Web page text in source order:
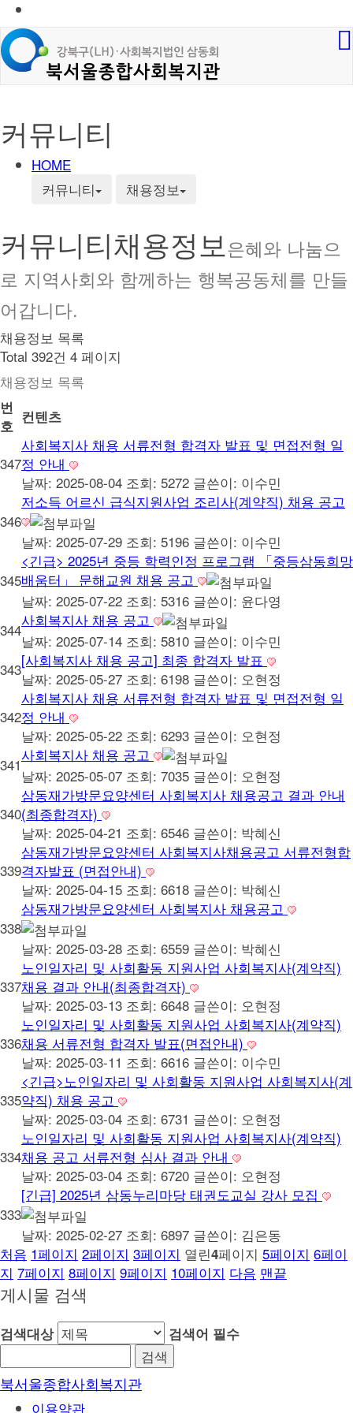
커뮤니티
HOME
커뮤니티
채용정보
커뮤니티채용정보 은혜와 나눔으
로 지역사회와 함께하는 행복공동체를 만들
어갑니다.
채용정보 목록
Total 392건 4 페이지
채용정보 목록
번
호 컨텐츠
347
사회복지사 채용 서류전형 합격자 발표 및 면접전형 일
정 안내
날짜: 2025-08-04 조회: 5272 글쓴이: 이수민
346
저소득 어르신 급식지원사업 조리사(계약직) 채용 공고
날짜: 2025-07-29 조회: 5196 글쓴이: 이수민
345
<긴급> 2025년 중등 학력인정 프로그램 「중등삼동희망
배움터」 문해교원 채용 공고
날짜: 2025-07-22 조회: 5316 글쓴이: 윤다영
344
사회복지사 채용 공고
날짜: 2025-07-14 조회: 5810 글쓴이: 이수민
343[사회복지사 채용 공고] 최종 합격자 발표
날짜: 2025-05-27 조회: 6198 글쓴이: 오현정
342
사회복지사 채용 서류전형 합격자 발표 및 면접전형 일
정 안내
날짜: 2025-05-22 조회: 6293 글쓴이: 오현정
341
사회복지사 채용 공고
날짜: 2025-05-07 조회: 7035 글쓴이: 오현정
340
삼동재가방문요양센터 사회복지사 채용공고 결과 안내
(최종합격자)
날짜: 2025-04-21 조회: 6546 글쓴이: 박혜신
339
삼동재가방문요양센터 사회복지사채용공고 서류전형합
격자발표 (면접안내)
날짜: 2025-04-15 조회: 6618 글쓴이: 박혜신
338
삼동재가방문요양센터 사회복지사 채용공고
날짜: 2025-03-28 조회: 6559 글쓴이: 박혜신
337
노인일자리 및 사회활동 지원사업 사회복지사(계약직)
채용 결과 안내(최종합격자)
날짜: 2025-03-13 조회: 6648 글쓴이: 오현정
336
노인일자리 및 사회활동 지원사업 사회복지사(계약직)
채용 서류전형 합격자 발표(면접안내)
날짜: 2025-03-11 조회: 6616 글쓴이: 이수민
335
<긴급>노인일자리 및 사회활동 지원사업 사회복지사(계
약직) 채용 공고
날짜: 2025-03-04 조회: 6731 글쓴이: 오현정
334
노인일자리 및 사회활동 지원사업 사회복지사(계약직)
채용 공고 서류전형 심사 결과 안내
날짜: 2025-03-04 조회: 6720 글쓴이: 오현정
333
[긴급] 2025년 삼동누리마당 태권도교실 강사 모집
날짜: 2025-02-27 조회: 6897 글쓴이: 김은동
처음 1페이지 2페이지 3페이지 열린4페이지 5페이지 6페이
지 7페이지 8페이지 9페이지 10페이지 다음 맨끝
게시물 검색
검색대상 검색어 필수
북서울종합사회복지관
이용약관